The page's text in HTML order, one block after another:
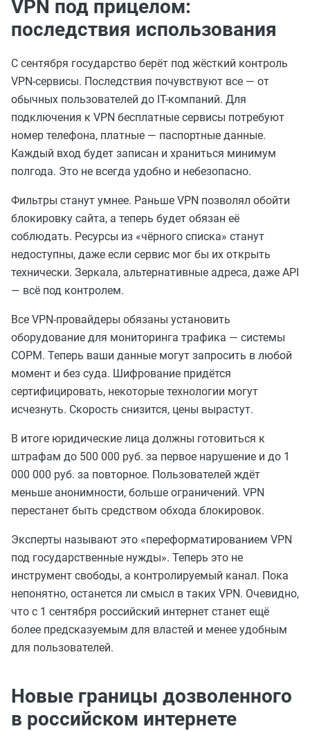
VPN под прицелом:
последствия использования
С сентября государство берёт под жёсткий контроль
VPN-сервисы. Последствия почувствуют все — от
обычных пользователей до IT-компаний. Для
подключения к VPN бесплатные сервисы потребуют
номер телефона, платные — паспортные данные.
Каждый вход будет записан и храниться минимум
полгода. Это не всегда удобно и небезопасно.
Фильтры станут умнее. Раньше VPN позволял обойти
блокировку сайта, а теперь будет обязан её
соблюдать. Ресурсы из «чёрного списка» станут
недоступны, даже если сервис мог бы их открыть
технически. Зеркала, альтернативные адреса, даже API
— всё под контролем.
Все VPN-провайдеры обязаны установить
оборудование для мониторинга трафика — системы
СОРМ. Теперь ваши данные могут запросить в любой
момент и без суда. Шифрование придётся
сертифицировать, некоторые технологии могут
исчезнуть. Скорость снизится, цены вырастут.
В итоге юридические лица должны готовиться к
штрафам до 500 000 руб. за первое нарушение и до 1
000 000 руб. за повторное. Пользователей ждёт
меньше анонимности, больше ограничений. VPN
перестанет быть средством обхода блокировок.
Эксперты называют это «переформатированием VPN
под государственные нужды». Теперь это не
инструмент свободы, а контролируемый канал. Пока
непонятно, останется ли смысл в таких VPN. Очевидно,
что с 1 сентября российский интернет станет ещё
более предсказуемым для властей и менее удобным
для пользователей.
Новые границы дозволенного
в российском интернете